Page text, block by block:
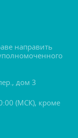
направить
дом 3
(МСК), кроме